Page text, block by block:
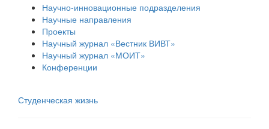
Научно-инновационные подразделения
Научные направления
Проекты
Научный журнал «Вестник ВИВТ»
Научный журнал «МОИТ»
Конференции
Студенческая жизнь